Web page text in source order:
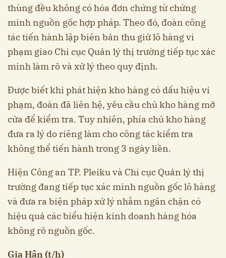
thùng đều không có hóa đơn chứng từ chứng
minh nguồn gốc hợp pháp. Theo đó, đoàn công
tác tiến hành lập biên bản thu giữ lô hàng vi
phạm giao Chi cục Quản lý thị trường tiếp tục xác
minh làm rõ và xử lý theo quy định.
Được biết khi phát hiện kho hàng có dấu hiệu vi
phạm, đoàn đã liên hệ, yêu cầu chủ kho hàng mở
cửa để kiểm tra. Tuy nhiên, phía chủ kho hàng
đưa ra lý do riêng làm cho công tác kiểm tra
không thể tiến hành trong 3 ngày liền.
Hiện Công an TP. Pleiku và Chi cục Quản lý thị
trường đang tiếp tục xác minh nguồn gốc lô hàng
và đưa ra biện pháp xử lý nhằm ngăn chặn có
hiệu quả các biểu hiện kinh doanh hàng hóa
không rõ nguồn gốc.
Gia Hân (t/h)